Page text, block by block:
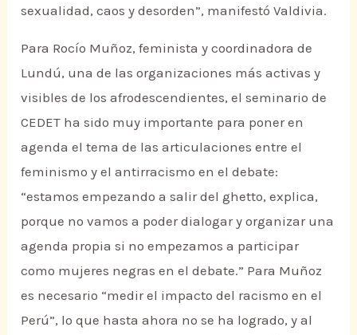
sexualidad, caos y desorden”, manifestó Valdivia.
Para Rocío Muñoz, feminista y coordinadora de
Lundú, una de las organizaciones más activas y
visibles de los afrodescendientes, el seminario de
CEDET ha sido muy importante para poner en
agenda el tema de las articulaciones entre el
feminismo y el antirracismo en el debate:
“estamos empezando a salir del ghetto, explica,
porque no vamos a poder dialogar y organizar una
agenda propia si no empezamos a participar
como mujeres negras en el debate.” Para Muñoz
es necesario “medir el impacto del racismo en el
Perú”, lo que hasta ahora no se ha logrado, y al